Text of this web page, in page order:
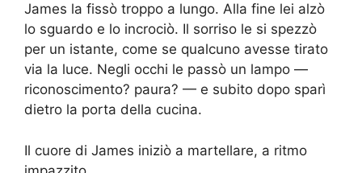
James la fissò troppo a lungo. Alla fine lei alzò
lo sguardo e lo incrociò. Il sorriso le si spezzò
per un istante, come se qualcuno avesse tirato
via la luce. Negli occhi le passò un lampo —
riconoscimento? paura? — e subito dopo sparì
dietro la porta della cucina.
Il cuore di James iniziò a martellare, a ritmo